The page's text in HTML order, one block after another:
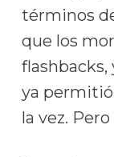
términos
que los
ya permitió
la vez.